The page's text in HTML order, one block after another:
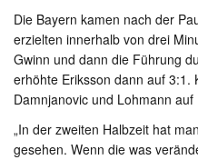
Die Bayern kamen nach der
erzielten innerhalb von drei
Gwinn und dann die Führung
erhöhte Eriksson dann auf 3:1.
Damnjanovic und Lohmann auf
„In der zweiten Halbzeit hat
gesehen. Wenn die was